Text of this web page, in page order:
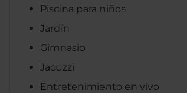
Piscina para niños
Jardín
Gimnasio
Jacuzzi
Entretenimiento en vivo